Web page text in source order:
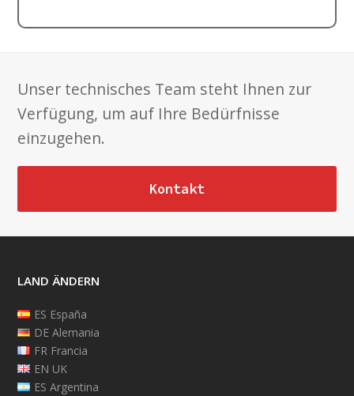
Unser technisches Team steht Ihnen zur
Verfügung, um auf Ihre Bedürfnisse
einzugehen.
Kontakt
LAND ÄNDERN
ES España
DE Alemania
FR Francia
EN UK
ES Argentina